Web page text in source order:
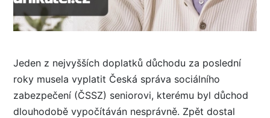
Jeden z nejvyšších doplatků důchodu za poslední
roky musela vyplatit Česká správa sociálního
zabezpečení (ČSSZ) seniorovi, kterému byl důchod
dlouhodobě vypočítáván nesprávně. Zpět dostal